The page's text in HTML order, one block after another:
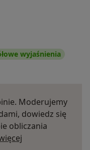
wyjaśnienia
Moderujemy
dowiedz się
obliczania